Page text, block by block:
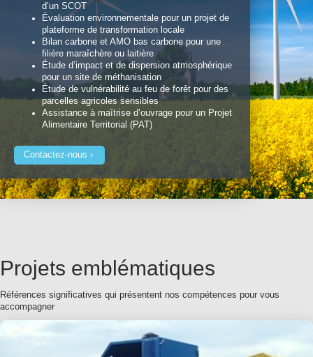
d’un SCOT
Évaluation environnementale pour un projet de
plateforme de transformation locale
Bilan carbone et AMO bas carbone pour une
filière maraîchère ou laitière
Étude d’impact et de dispersion atmosphérique
pour un site de méthanisation
Étude de vulnérabilité au feu de forêt pour des
parcelles agricoles sensibles
Assistance à maîtrise d’ouvrage pour un Projet
Alimentaire Territorial (PAT)
Contactez-nous
Projets emblématiques
Références significatives qui présentent nos compétences pour vous
accompagner